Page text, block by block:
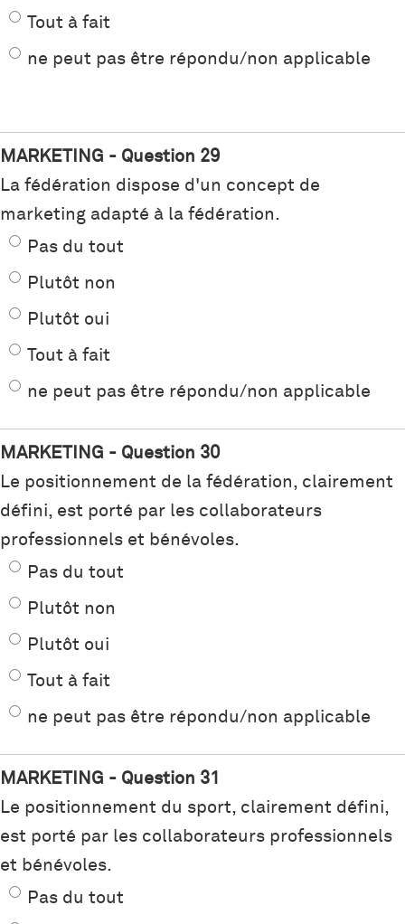
Tout à fait
ne peut pas être répondu/non applicable
MARKETING - Question 29
La fédération dispose d'un concept de
marketing adapté à la fédération.
Pas du tout
Plutôt non
Plutôt oui
Tout à fait
ne peut pas être répondu/non applicable
MARKETING - Question 30
Le positionnement de la fédération, clairement
défini, est porté par les collaborateurs
professionnels et bénévoles.
Pas du tout
Plutôt non
Plutôt oui
Tout à fait
ne peut pas être répondu/non applicable
MARKETING - Question 31
Le positionnement du sport, clairement défini,
est porté par les collaborateurs professionnels
et bénévoles.
Pas du tout